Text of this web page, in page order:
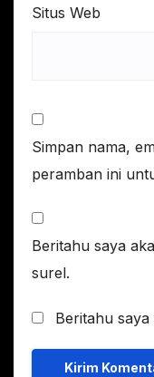
Situs Web
Simpan nama,
peramban ini
Beritahu saya
surel.
Beritahu